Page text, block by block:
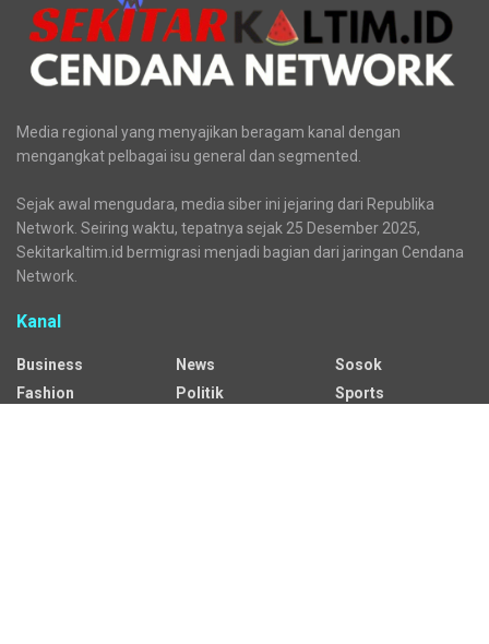
Media regional yang menyajikan beragam kanal dengan
mengangkat pelbagai isu general dan segmented.
Sejak awal mengudara, media siber ini jejaring dari Republika
Network. Seiring waktu, tepatnya sejak 25 Desember 2025,
Sekitarkaltim.id bermigrasi menjadi bagian dari jaringan Cendana
Network.
Kanal
Business
Fashion
News
Politik
Sosok
Sports